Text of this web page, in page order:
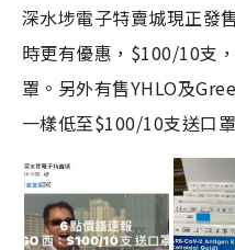
深水埗電子特賣城現正發
時更有優惠，$100/10支
罩。另外有售YHLO及
一樣低至$100/10支送口罩